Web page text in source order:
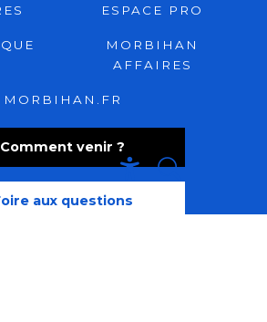
Comment venir ?
aux questions
ESPACE PRO
MORBIHAN
AFFAIRES
MORBIHAN.FR